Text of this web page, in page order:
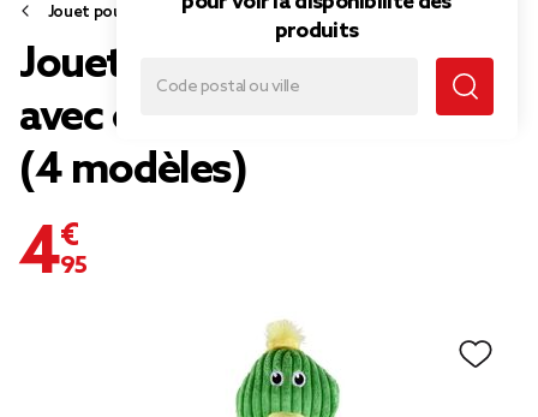
produits
Jouet pour chien
Jouet pour chien peluche
avec couinement L40cm
(4 modèles)
4,95 €